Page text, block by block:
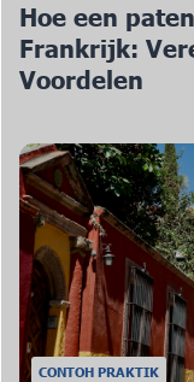
Hoe een
Frankrijk:
Voordelen
CONTOH PRAKTIK